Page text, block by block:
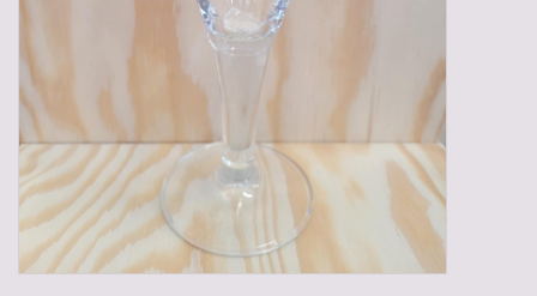
Lege kratten
Manden/Kratten
Mixdozen